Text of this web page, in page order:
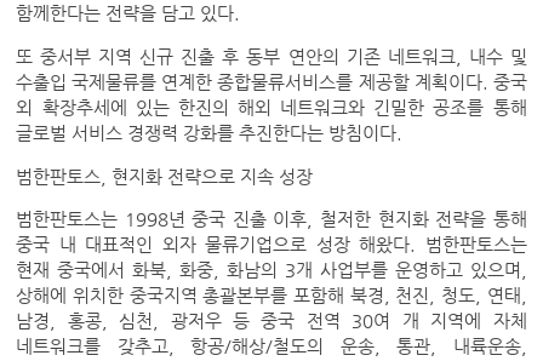
함께한다는 전략을 담고 있다.
또 중서부 지역 신규 진출 후 동부 연안의 기존 네트워크, 내수 및
수출입 국제물류를 연계한 종합물류서비스를 제공할 계획이다. 중국
외 확장추세에 있는 한진의 해외 네트워크와 긴밀한 공조를 통해
글로벌 서비스 경쟁력 강화를 추진한다는 방침이다.
범한판토스, 현지화 전략으로 지속 성장
범한판토스는 1998년 중국 진출 이후, 철저한 현지화 전략을 통해
중국 내 대표적인 외자 물류기업으로 성장 해왔다. 범한판토스는
현재 중국에서 화북, 화중, 화남의 3개 사업부를 운영하고 있으며,
상해에 위치한 중국지역 총괄본부를 포함해 북경, 천진, 청도, 연태,
남경, 홍콩, 심천, 광저우 등 중국 전역 30여 개 지역에 자체
네트워크를 갖추고, 항공/해상/철도의 운송, 통관, 내륙운송,